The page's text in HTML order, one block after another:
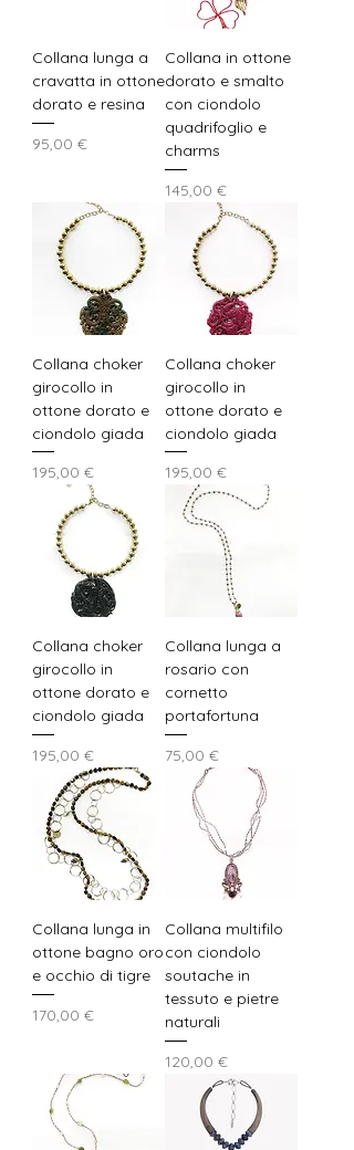
Collana lunga a
cravatta in ottone
dorato e resina
Prezzo
95,00 €
Collana in ottone
dorato e smalto
con ciondolo
quadrifoglio e
charms
Prezzo
145,00 €
Collana choker
girocollo in
ottone dorato e
ciondolo giada
Prezzo
195,00 €
Collana choker
girocollo in
ottone dorato e
ciondolo giada
Prezzo
195,00 €
Collana choker
girocollo in
ottone dorato e
ciondolo giada
Prezzo
195,00 €
Collana lunga a
rosario con
cornetto
portafortuna
Prezzo
75,00 €
Collana lunga in
ottone bagno oro
e occhio di tigre
Prezzo
170,00 €
Collana multifilo
con ciondolo
soutache in
tessuto e pietre
naturali
Prezzo
120,00 €